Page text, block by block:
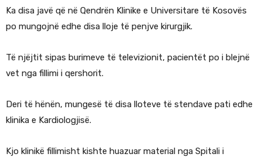
Ka disa javë që në Qendrën Klinike e Universitare të Kosovës
po mungojnë edhe disa lloje të penjve kirurgjik.
Të njëjtit sipas burimeve të televizionit, pacientët po i blejnë
vet nga fillimi i qershorit.
Deri të hënën, mungesë të disa lloteve të stendave pati edhe
klinika e Kardiologjisë.
Kjo klinikë fillimisht kishte huazuar material nga Spitali i